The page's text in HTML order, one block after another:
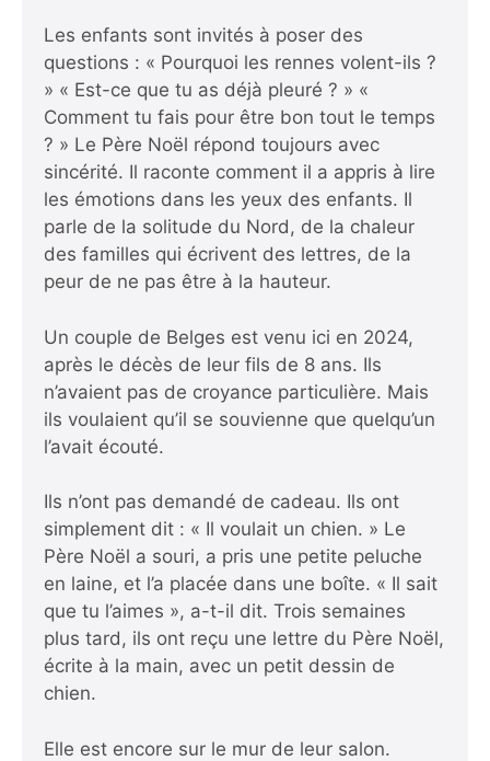
Les enfants sont invités à poser des
questions : « Pourquoi les rennes volent-ils ?
» « Est-ce que tu as déjà pleuré ? » «
Comment tu fais pour être bon tout le temps
? » Le Père Noël répond toujours avec
sincérité. Il raconte comment il a appris à lire
les émotions dans les yeux des enfants. Il
parle de la solitude du Nord, de la chaleur
des familles qui écrivent des lettres, de la
peur de ne pas être à la hauteur.
Un couple de Belges est venu ici en 2024,
après le décès de leur fils de 8 ans. Ils
n’avaient pas de croyance particulière. Mais
ils voulaient qu’il se souvienne que quelqu’un
l’avait écouté.
Ils n’ont pas demandé de cadeau. Ils ont
simplement dit : « Il voulait un chien. » Le
Père Noël a souri, a pris une petite peluche
en laine, et l’a placée dans une boîte. « Il sait
que tu l’aimes », a-t-il dit. Trois semaines
plus tard, ils ont reçu une lettre du Père Noël,
écrite à la main, avec un petit dessin de
chien.
Elle est encore sur le mur de leur salon.